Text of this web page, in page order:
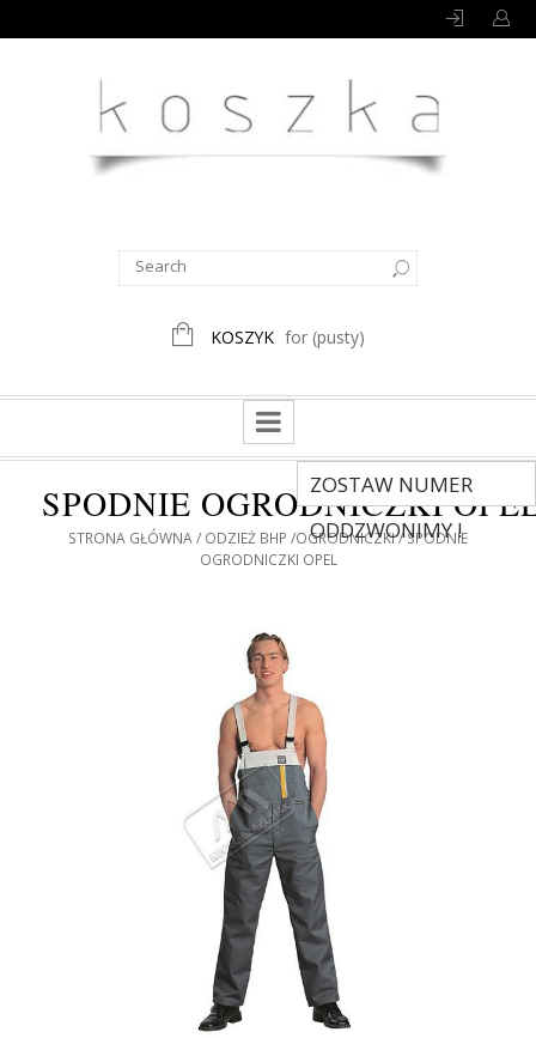
KOSZYK for (pusty)
ZOSTAW NUMER
ODDZWONIMY !
SPODNIE OGRODNICZKI
STRONA GŁÓWNA ODZIEŻ BHP OGRODNICZKI
SPODNIE
OGRODNICZKI OPEL